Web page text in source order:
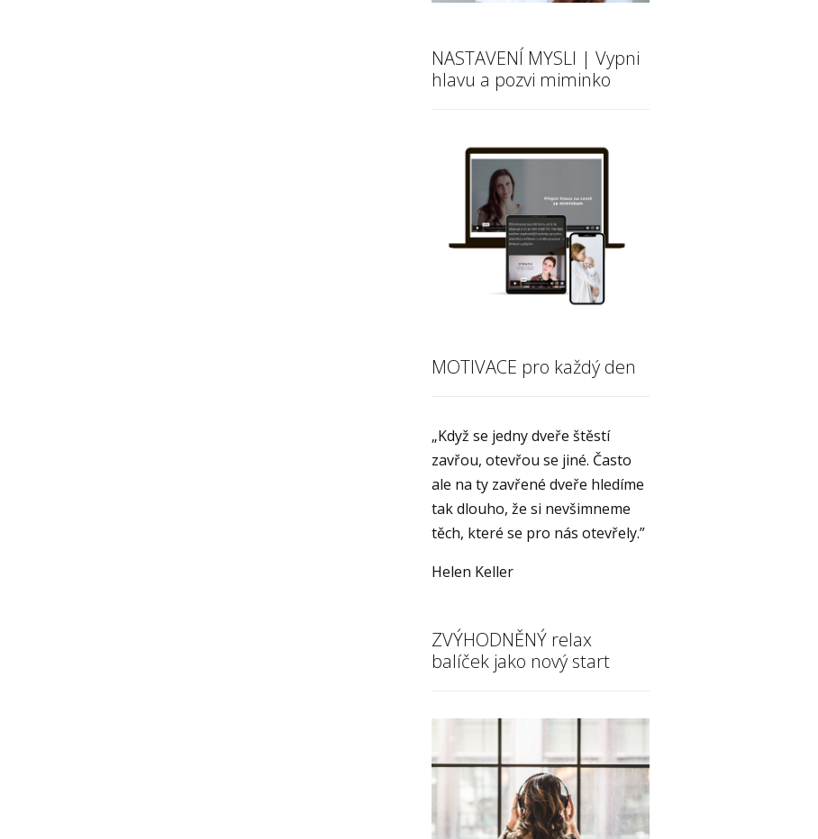
NASTAVENÍ MYSLI | Vypni
hlavu a pozvi miminko
MOTIVACE pro každý den
„Když se jedny dveře štěstí
zavřou, otevřou se jiné. Často
ale na ty zavřené dveře hledíme
tak dlouho, že si nevšimneme
těch, které se pro nás otevřely.”
Helen Keller
ZVÝHODNĚNÝ relax
balíček jako nový start